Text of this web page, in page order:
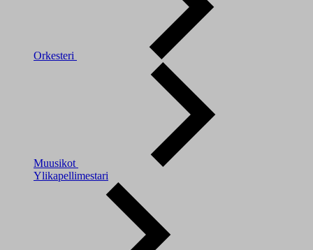
Orkesteri
Muusikot
Ylikapellimestari